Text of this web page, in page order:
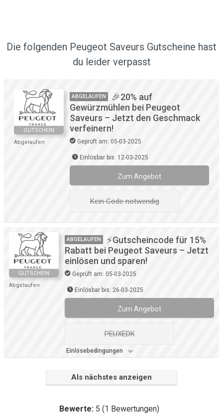
Die folgenden Peugeot Saveurs Gutscheine hast
du leider verpasst
GUTSCHEIN
Abgelaufen
ABGELAUFEN
🎉20% auf
Gewürzmühlen bei Peugeot
Saveurs – Jetzt den Geschmack
verfeinern!
Geprüft am: 05-03-2025
Einlösbar bis: 12-03-2025
Zum Angebot
Kein Code notwendig
GUTSCHEIN
Abgelaufen
ABGELAUFEN
⚡Gutscheincode für 15%
Rabatt bei Peugeot Saveurs – Jetzt
einlösen und sparen!
Geprüft am: 05-03-2025
Einlösbar bis: 26-03-2025
Zum Angebot
PEUXEDK
Einlösebedingungen
Als nächstes anzeigen
Bewerte: 5 (1 Bewertungen)